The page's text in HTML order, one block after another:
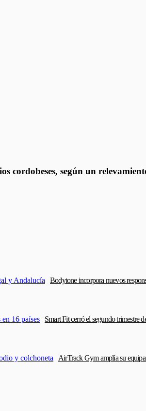
cordobeses, según un
Bodytone incorpora nuevos
Smart Fit cerró el segundo trimestre
AirTrack Gym amplía su